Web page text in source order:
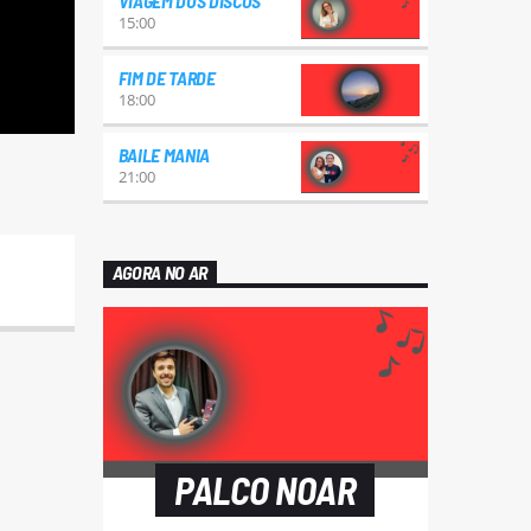
15:00
FIM DE TARDE
18:00
BAILE MANIA
21:00
AGORA NO AR
PALCO NOAR